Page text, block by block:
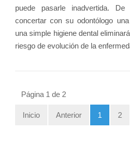
puede pasarle inadvertida.
concertar con su odontólogo
una simple higiene dental
riesgo de evolución de la
Página 1 de 2
Inicio Anterior 1 2